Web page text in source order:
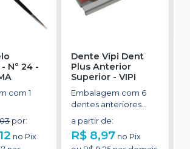
N° 24 -
com 1
por:
no Pix
Dente Vipi Dent
Plus Anterior
Superior- VIPI
Embalagem com 6
dentes anteriores
superiores.
a partir de:
R$ 8,97 no Pix